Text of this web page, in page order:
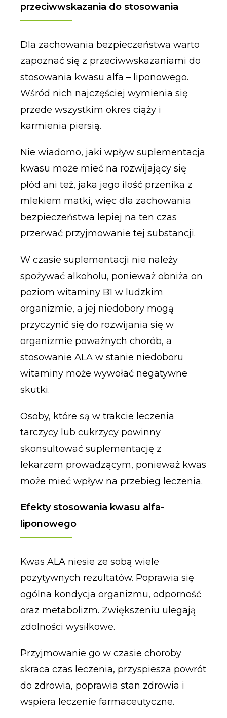
przeciwwskazania do stosowania
Dla zachowania bezpieczeństwa warto
zapoznać się z przeciwwskazaniami do
stosowania kwasu alfa – liponowego.
Wśród nich najczęściej wymienia się
przede wszystkim okres ciąży i
karmienia piersią.
Nie wiadomo, jaki wpływ suplementacja
kwasu może mieć na rozwijający się
płód ani też, jaka jego ilość przenika z
mlekiem matki, więc dla zachowania
bezpieczeństwa lepiej na ten czas
przerwać przyjmowanie tej substancji.
W czasie suplementacji nie należy
spożywać alkoholu, ponieważ obniża on
poziom witaminy B1 w ludzkim
organizmie, a jej niedobory mogą
przyczynić się do rozwijania się w
organizmie poważnych chorób, a
stosowanie ALA w stanie niedoboru
witaminy może wywołać negatywne
skutki.
Osoby, które są w trakcie leczenia
tarczycy lub cukrzycy powinny
skonsultować suplementację z
lekarzem prowadzącym, ponieważ kwas
może mieć wpływ na przebieg leczenia.
Efekty stosowania kwasu alfa-
liponowego
Kwas ALA niesie ze sobą wiele
pozytywnych rezultatów. Poprawia się
ogólna kondycja organizmu, odporność
oraz metabolizm. Zwiększeniu ulegają
zdolności wysiłkowe.
Przyjmowanie go w czasie choroby
skraca czas leczenia, przyspiesza powrót
do zdrowia, poprawia stan zdrowia i
wspiera leczenie farmaceutyczne.